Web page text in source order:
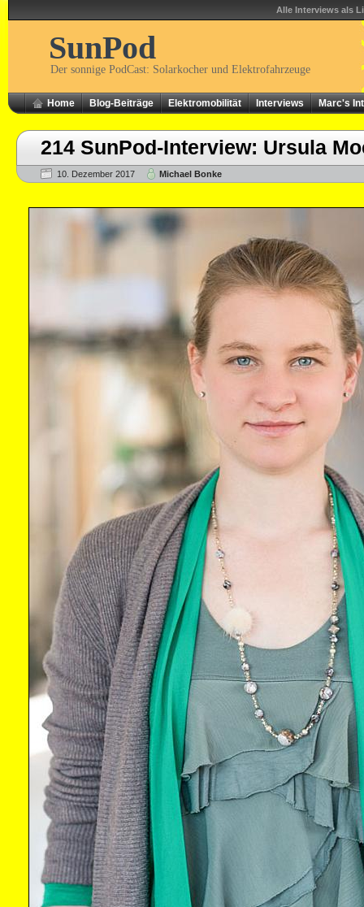
Alle Interviews als
SunPod
Der sonnige PodCast: Solarkocher und Elektrofahrzeuge
Home Blog-Beiträge Elektromobilität Interviews Marc's
214 SunPod-Interview: Ursula
10. Dezember 2017 Michael Bonke